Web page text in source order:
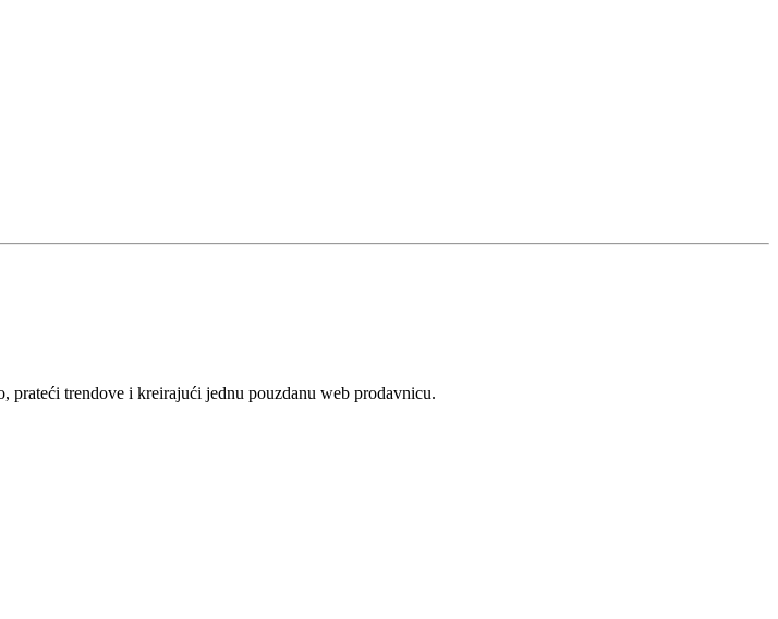
prateći trendove i kreirajući jednu pouzdanu web prodavnicu.